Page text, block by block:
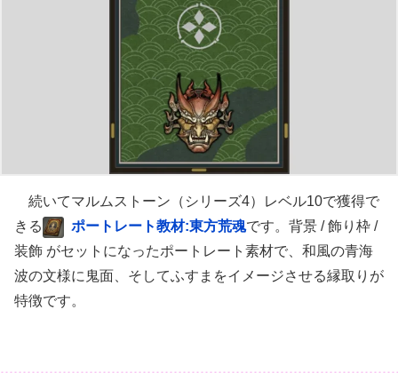
続いてマルムストーン（シリーズ4）レベル10で獲得で
きる
ポートレート教材:東方荒魂です。背景 / 飾り枠 /
装飾 がセットになったポートレート素材で、和風の青海
波の文様に鬼面、そしてふすまをイメージさせる縁取りが
特徴です。